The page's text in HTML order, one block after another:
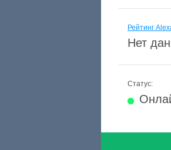
Рейтинг
Нет
Статус: